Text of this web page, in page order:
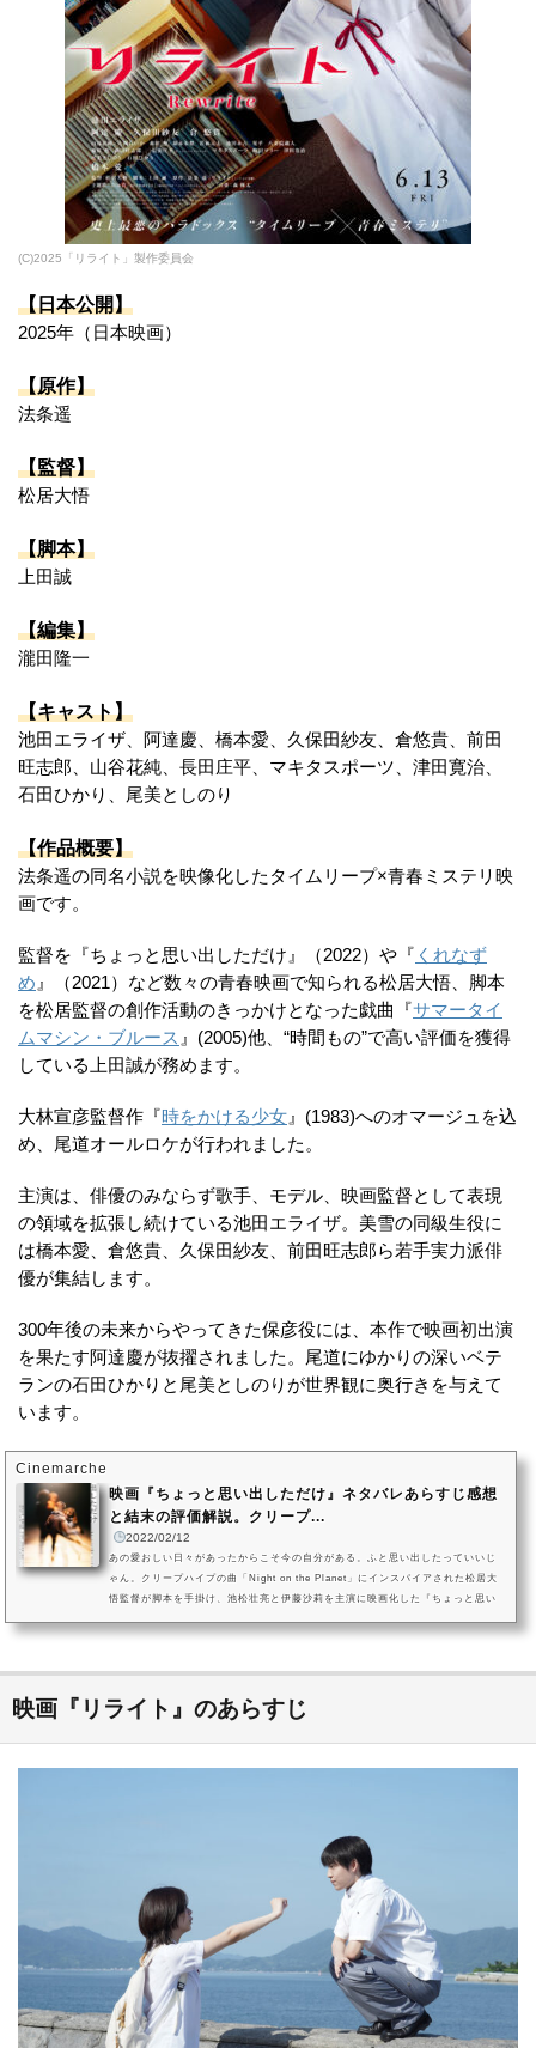
(C)2025「リライト」製作委員会
【日本公開】
2025年（日本映画）
【原作】
法条遥
【監督】
松居大悟
【脚本】
上田誠
【編集】
瀧田隆一
【キャスト】
池田エライザ、阿達慶、橋本愛、久保田紗友、倉悠貴、前田
旺志郎、山谷花純、長田庄平、マキタスポーツ、津田寛治、
石田ひかり、尾美としのり
【作品概要】
法条遥の同名小説を映像化したタイムリープ×青春ミステリ映
画です。
監督を『ちょっと思い出しただけ』（2022）や『 くれなず
め 』（2021）など数々の青春映画で知られる松居大悟、脚本
を松居監督の創作活動のきっかけとなった戯曲『サマータイ
ムマシン・ブルース 』(2005)他、“時間もの”で高い評価を獲得
している上田誠が務めます。
大林宣彦監督作『時をかける少女 』(1983)へのオマージュを込
め、尾道オールロケが行われました。
主演は、俳優のみならず歌手、モデル、映画監督として表現
の領域を拡張し続けている池田エライザ。美雪の同級生役に
は橋本愛、倉悠貴、久保田紗友、前田旺志郎ら若手実力派俳
優が集結します。
300年後の未来からやってきた保彦役には、本作で映画初出演
を果たす阿達慶が抜擢されました。尾道にゆかりの深いベテ
ランの石田ひかりと尾美としのりが世界観に奥行きを与えて
います。
Cinemarche
映画『ちょっと思い出しただけ』ネタバレあらすじ感想
と結末の評価解説。クリープ...
2022/02/12
あの愛おしい日々があったからこそ今の自分がある。ふと思い出したっていいじ
ゃん。クリープハイプの曲「Night on the Planet」にインスパイアされた松居大
悟監督が脚本を手掛け、池松壮亮と伊藤沙莉を主演に映画化した『ちょっと思い
映画『リライト』のあらすじ